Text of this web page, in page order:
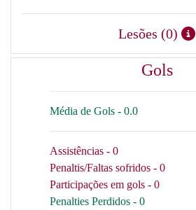
Lesões (0)
Gols
Média de Gols - 0.0
Assistências - 0
Penaltis/Faltas sofridos - 0
Participações em gols - 0
Penalties Perdidos - 0